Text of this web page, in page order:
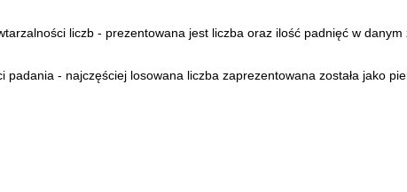
liczb - prezentowana jest liczba oraz ilość padnięć w
- najczęściej losowana liczba zaprezentowana została jako